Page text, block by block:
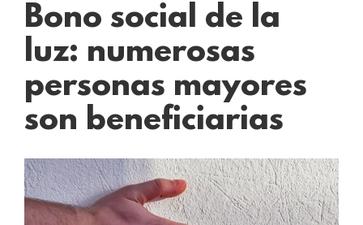
Bono social de la
luz: numerosas
personas mayores
son beneficiarias
Ver
imagen
más